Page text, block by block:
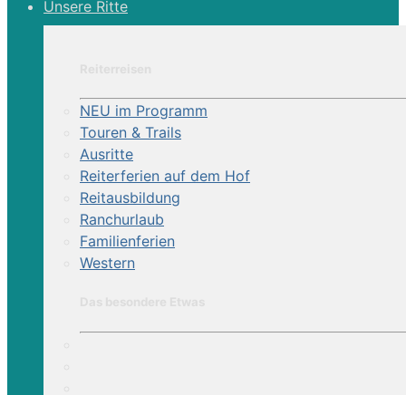
Unsere Ritte
NEU im Programm
Touren & Trails
Ausritte
Reiterferien auf dem Hof
Reitausbildung
Ranchurlaub
Familienferien
Western